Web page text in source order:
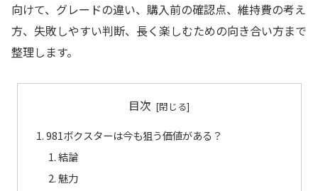
向けて、グレードの違い、購入前の確認点、維持費の考え
方、失敗しやすい判断、長く楽しむための向き合い方まで
整理します。
目次
981ボクスターは今も狙う価値がある？
結論
魅力